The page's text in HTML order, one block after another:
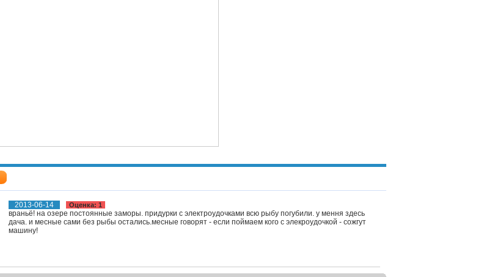
2013-06-14 Оценка: 1
враньё! на озере постоянные заморы. придурки с электроудочками всю рыбу погубили. у мення здесь
дача. и месные сами без рыбы остались.месные говорят - если поймаем кого с элекроудочкой - сожгут
машину!